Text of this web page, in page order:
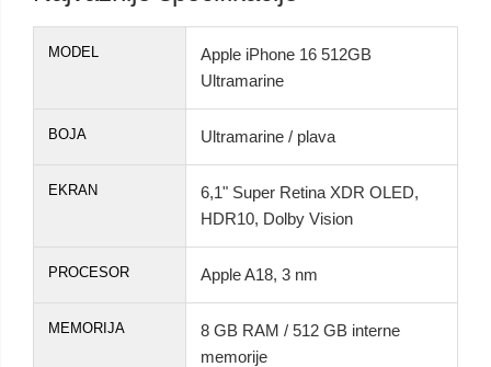
MODEL
Apple iPhone 16 512GB
Ultramarine
BOJA Ultramarine / plava
EKRAN
6,1" Super Retina XDR OLED,
HDR10, Dolby Vision
PROCESOR Apple A18, 3 nm
MEMORIJA
8 GB RAM / 512 GB interne
memorije